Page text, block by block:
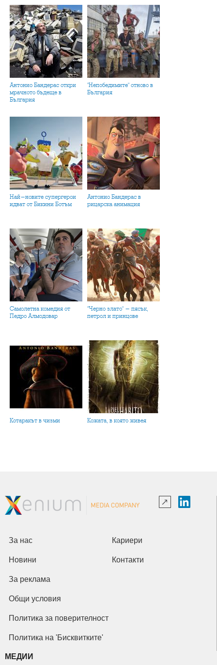
Антонио Бандерас откри
мрачното бъдеще в
България
"Непобедимите" отново в
България
Най-новите супергерои
идват от Бикини Ботъм
Антонио Бандерас в
рицарска анимация
Самолетна комедия от
Педро Алмодовар
"Черно злато" - пясък,
петрол и принцове
Котаракът в чизми Кожата, в която живея
За нас Кариери
Новини Контакти
За реклама
Общи условия
Политика за поверителност
Политика на 'Бисквитките'
МЕДИИ